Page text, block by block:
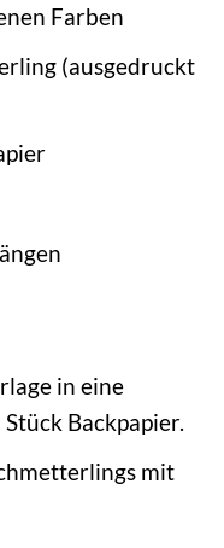
Farben
(ausgedruckt
in eine
Backpapier.
mit